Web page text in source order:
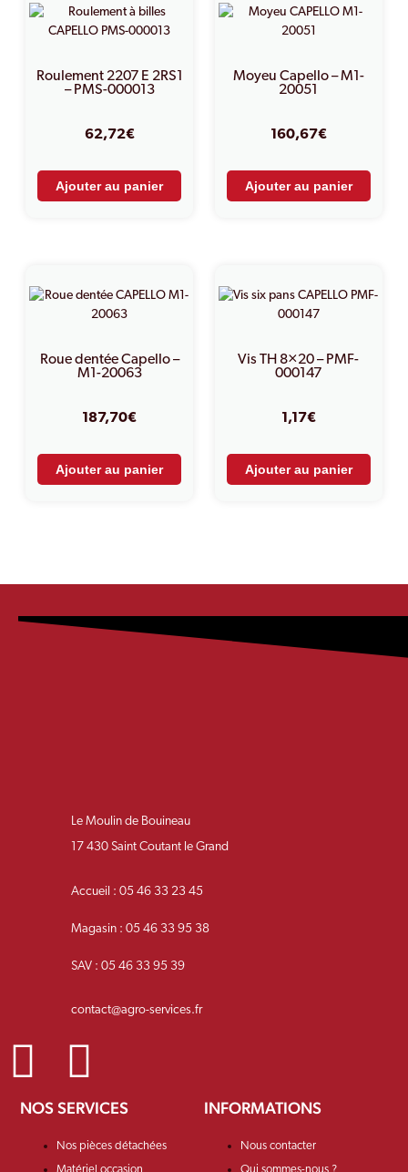
Roulement 2207 E 2RS1
– PMS-000013
62,72€
Ajouter au panier
Moyeu Capello – M1-
20051
160,67€
Ajouter au panier
Roue dentée Capello –
M1-20063
187,70€
Ajouter au panier
Vis TH 8×20 – PMF-
000147
1,17€
Ajouter au panier
Le Moulin de Bouineau
17 430 Saint Coutant le Grand
Accueil : 05 46 33 23 45
Magasin : 05 46 33 95 38
SAV : 05 46 33 95 39
contact@agro-services.fr
NOS SERVICES
Nos pièces détachées
INFORMATIONS
Nous contacter